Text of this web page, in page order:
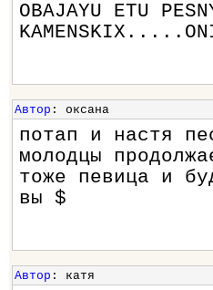
OBAJAYU ETU
Автор : оксана
потап и настя
молодцы
тоже певица и
вы $
Автор : катя